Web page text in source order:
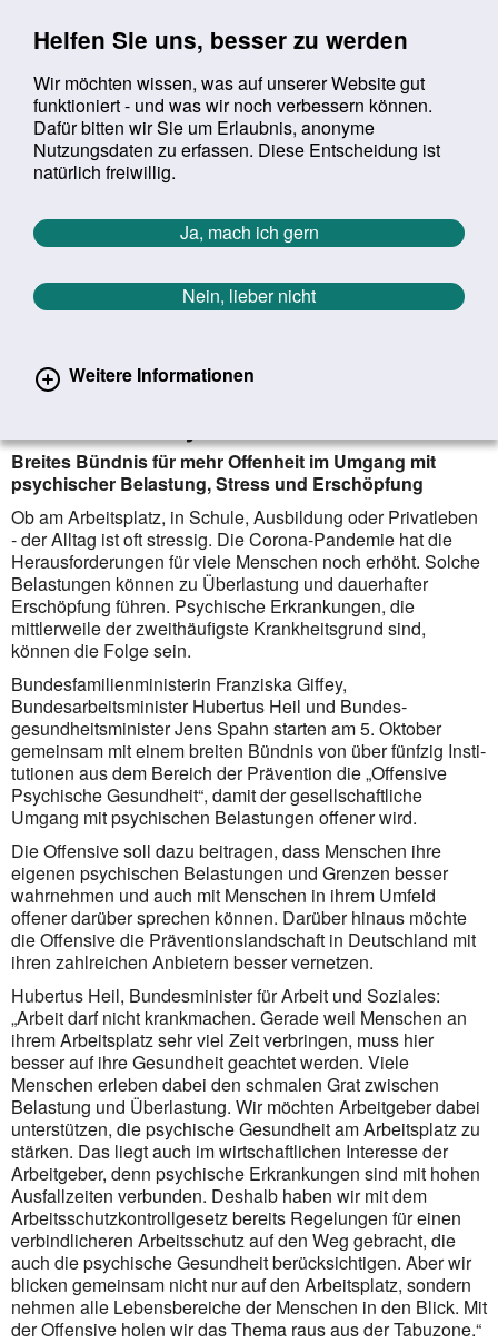
Helfen Sie uns, besser zu werden
Wir möchten wissen, was auf unserer Website gut
funktioniert - und was wir noch verbessern können.
Dafür bitten wir Sie um Erlaubnis, anonyme
Nutzungsdaten zu erfassen. Diese Entscheidung ist
natürlich freiwillig.
Ja, mach ich gern
Nein, lieber nicht
Weitere Informationen
Suchbegriff:
Sie befinden sich hier:
Startseite Aktuelles Aktuelle Meldungen
Aktuelle Meldungen
Zurück zur Übersicht erster
vorheriger
1455/1627
Heil, Giffey und Spahn starten
Breites Bündnis für mehr Offenheit im Umgang mit
psychischer Belastung, Stress und Erschöpfung
Ob am Arbeitsplatz, in Schule, Ausbildung oder Privatleben
- der Alltag ist oft stressig. Die Corona-Pande­mie hat die
Herausforderungen für viele Menschen noch erhöht. Solche
Belastungen können zu Überlas­tung und dauerhafter
Erschöpfung führen. Psychische Erkrankungen, die
mittlerweile der zweithäufigste Krankheitsgrund sind,
können die Folge sein.
Bundesfamilienministerin Franziska Giffey,
Bundesarbeitsminister Hubertus Heil und Bundes­
gesundheits­minister Jens Spahn starten am 5. Oktober
gemeinsam mit einem breiten Bündnis von über fünfzig Insti­
tutionen aus dem Bereich der Prävention die „Offensive
Psychische Gesundheit“, damit der gesell­schaft­liche
Umgang mit psychischen Belastungen offener wird.
Die Offensive soll dazu beitragen, dass Menschen ihre
eigenen psychischen Belastungen und Grenzen besser
wahrnehmen und auch mit Menschen in ihrem Umfeld
offener darüber sprechen können. Darüber hinaus möchte
die Offensive die Präventionslandschaft in Deutschland mit
ihren zahlreichen Anbietern besser vernetzen.
Hubertus Heil, Bundesminister für Arbeit und Soziales:
„Arbeit darf nicht krankmachen. Gerade weil Menschen an
ihrem Arbeitsplatz sehr viel Zeit verbringen, muss hier
besser auf ihre Gesundheit geachtet werden. Viele
Menschen erleben dabei den schmalen Grat zwischen
Belastung und Überlastung. Wir möchten Arbeitgeber dabei
unterstützen, die psychische Gesundheit am Arbeitsplatz zu
stärken. Das liegt auch im wirtschaftlichen Interesse der
Arbeitgeber, denn psychische Erkrankungen sind mit hohen
Ausfall­zeiten verbunden. Deshalb haben wir mit dem
Arbeitsschutzkontrollgesetz bereits Regelungen für einen
verbindlicheren Arbeitsschutz auf den Weg gebracht, die
auch die psychische Gesundheit berück­sichtigen. Aber wir
blicken gemeinsam nicht nur auf den Arbeitsplatz, sondern
nehmen alle Lebens­bereiche der Menschen in den Blick. Mit
der Offensive holen wir das Thema raus aus der Tabuzone.“